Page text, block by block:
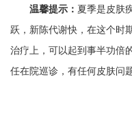
温馨提示： 夏季是皮肤
跃，新陈代谢快，在这个时
治疗上，可以起到事半功倍
任在院巡诊，有任何皮肤问